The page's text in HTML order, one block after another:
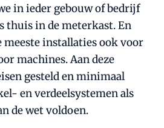
in ieder gebouw of bedrijf
thuis in de meterkast. En
meeste installaties ook voor
machines. Aan deze
gesteld en minimaal
en verdeelsystemen als
de wet voldoen.